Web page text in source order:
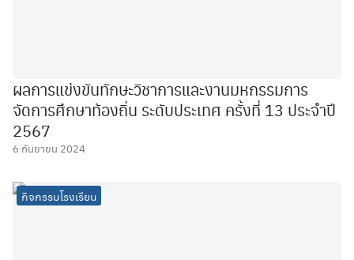
ผลการแข่งขันทักษะวิชาการและงานมหกรรมการ
จัดการศึกษาท้องถิ่น ระดับประเทศ ครั้งที่ 13 ประจำปี
2567
6 กันยายน 2024
กิจกรรมโรงเรียน